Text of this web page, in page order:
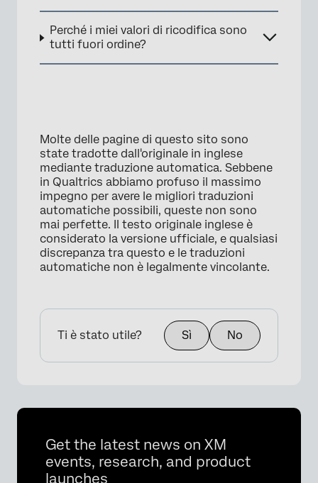
Perché i miei valori di ricodifica sono
tutti fuori ordine?
Molte delle pagine di questo sito sono
state tradotte dall'originale in inglese
mediante traduzione automatica. Sebbene
in Qualtrics abbiamo profuso il massimo
impegno per avere le migliori traduzioni
automatiche possibili, queste non sono
mai perfette. Il testo originale inglese è
considerato la versione ufficiale, e qualsiasi
discrepanza tra questo e le traduzioni
automatiche non è legalmente vincolante.
Ti è stato utile? Sì No
Get the latest news on XM
events, research, and product
launches